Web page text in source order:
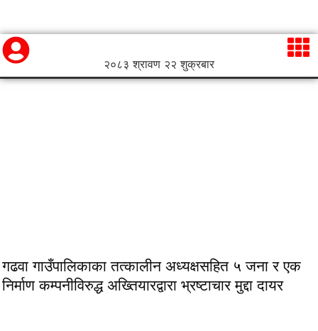
२०८३ श्रावण २२ शुक्रबार
गढवा गाउँपालिकाका तत्कालीन अध्यक्षसहित ५ जना र एक
निर्माण कम्पनीविरुद्ध अख्तियारद्वारा भ्रष्टाचार मुद्दा दायर